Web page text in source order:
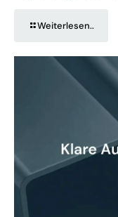
Weiterlesen..